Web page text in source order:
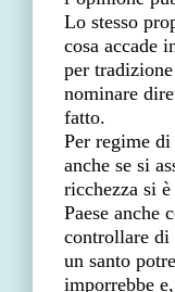
Lo stesso
cosa accade
per
nominare
fatto.
Per regime
anche se si
ricchezza si
Paese anche
controllare di
un santo
imporrebbe